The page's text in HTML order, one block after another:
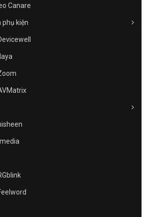
Canare
phụ kiện